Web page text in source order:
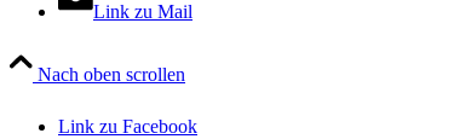
Link zu Facebook
Link zu Mail
Nach oben scrollen